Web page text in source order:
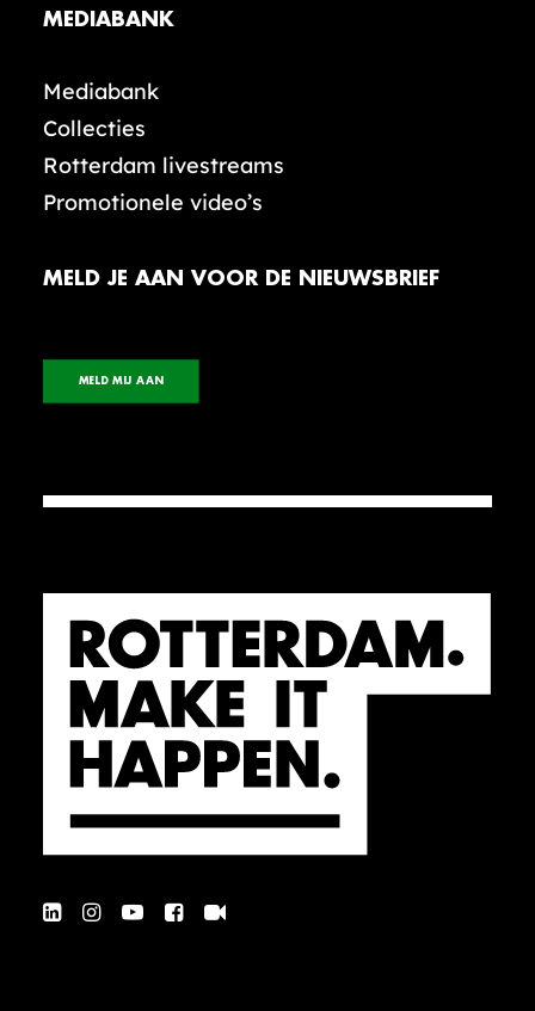
MEDIABANK
Mediabank
Collecties
Rotterdam livestreams
Promotionele video’s
MELD JE AAN VOOR DE NIEUWSBRIEF
MELD MIJ AAN